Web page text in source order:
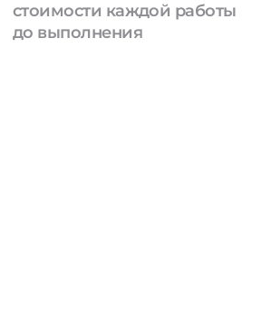
стоимости каждой работы
до выполнения